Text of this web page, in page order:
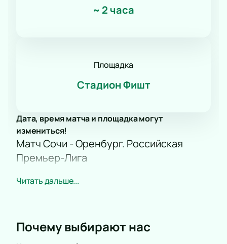
~ 2 часа
Площадка
Стадион Фишт
Дата, время матча и площадка могут
измениться!
Матч Сочи - Оренбург. Российская
Премьер-Лига
«Оренбург» станет одним из самых ярких событий
очки главного турнира страны. Болельщиков ждет
насыщенная игра, где каждая минута может стать
Читать дальше...
Почему выбирают нас